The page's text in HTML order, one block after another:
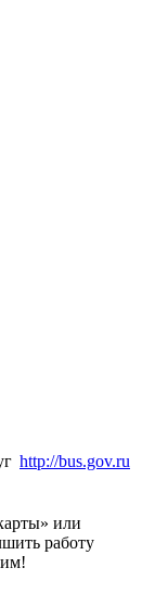
http://bus.gov.ru
или
работу